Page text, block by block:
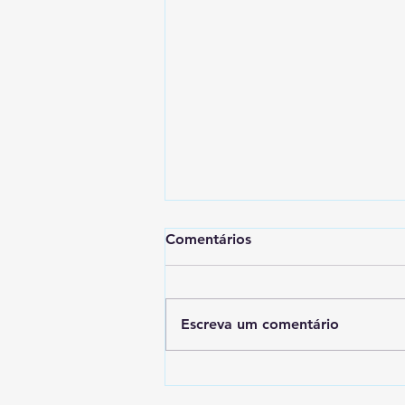
Comentários
Escreva um comentário